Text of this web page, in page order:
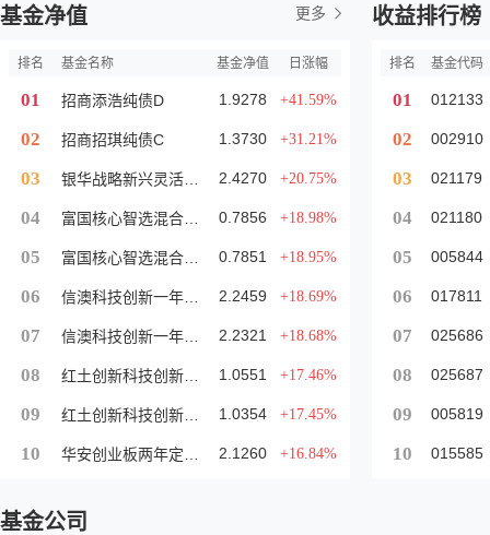
基金净值 更多
排名 基金名称 基金净值 日涨幅
01 招商添浩纯债D 1.9278 +41.59%
02 招商招琪纯债C 1.3730 +31.21%
03 银华战略新兴灵活配置定期开放混合发起式 2.4270 +20.75%
04 富国核心智选混合发起式A 0.7856 +18.98%
05 富国核心智选混合发起式C 0.7851 +18.95%
06 信澳科技创新一年定开混合A 2.2459 +18.69%
07 信澳科技创新一年定开混合C 2.2321 +18.68%
08 红土创新科技创新3个月定开混合A 1.0551 +17.46%
09 红土创新科技创新3个月定开混合C 1.0354 +17.45%
10 华安创业板两年定开混合 2.1260 +16.84%
收益排行榜
排名 基金代码
01 012133
02 002910
03 021179
04 021180
05 005844
06 017811
07 025686
08 025687
09 005819
10 015585
基金公司